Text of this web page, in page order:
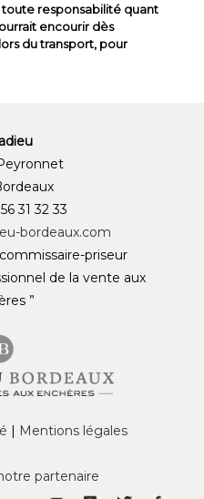
toute responsabilité quant
encourir dès
du transport, pour
31 32 33
bordeaux.com
priseur
de la vente aux
”
| Mentions légales
partenaire